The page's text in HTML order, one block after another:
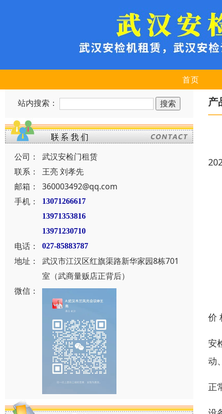
首页
站内搜索：
公司：
武汉安检门租赁
联系：
王亮 刘孝先
邮箱：
360003492@qq.com
手机：
13071266617
13971353816
13971230710
电话： 027-85883787
地址：
武汉市江汉区红旗渠路新华家园8栋701
室（武商量贩店正背后）
微信：
产
价
安
动
正